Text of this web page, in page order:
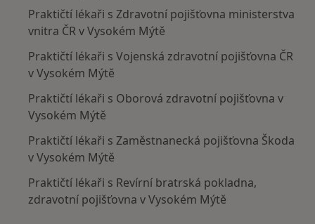
Praktičtí lékaři s Zdravotní pojišťovna ministerstva
vnitra ČR v Vysokém Mýtě
Praktičtí lékaři s Vojenská zdravotní pojišťovna ČR
v Vysokém Mýtě
Praktičtí lékaři s Oborová zdravotní pojišťovna v
Vysokém Mýtě
Praktičtí lékaři s Zaměstnanecká pojišťovna Škoda
v Vysokém Mýtě
Praktičtí lékaři s Revírní bratrská pokladna,
zdravotní pojišťovna v Vysokém Mýtě